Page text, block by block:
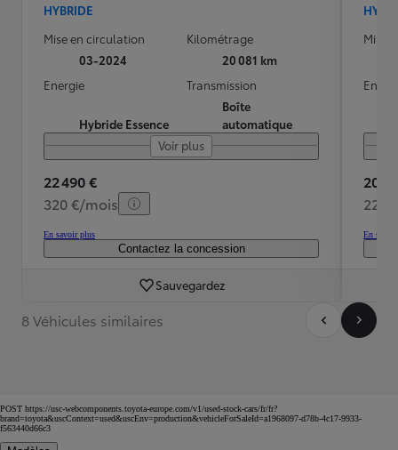
HYBRIDE
Mise en circulation
03-2024
Kilométrage
20 081 km
Energie
Hybride Essence
Transmission
Boîte
automatique
Voir plus
22 490 €
320 €/mois
En savoir plus
Contactez la concession
Sauvegardez
Mise
20
225
En
8 Véhicules similaires
POST https://usc-webcomponents.toyota-europe.com/v1/used-stock-cars/fr/fr?
brand=toyota&uscContext=used&uscEnv=production&vehicleForSaleId=a1968097-d78b-4c17-9933-
f563440d66c3